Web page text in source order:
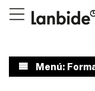
Menú: